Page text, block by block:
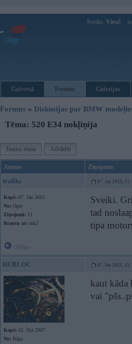
Sveiks, Viesi!
Galvenā Forums Galerijas
Forums » Diskusijas par BMW
Tēma: 520 E34 nokļiņija
Jauna tēma Atbildēt
Autors Ziņojums
trafiks 07. Jan 2015,
Kopš: 07. Jan 2015
No: Ogre
Ziņojumi: 11
Braucu ar: mk2
Sveiki.
tad
tipa
HUBLOC 07. Jan 2015,
Kopš: 02. Oct 2007
No: Rīga
kaut
vai